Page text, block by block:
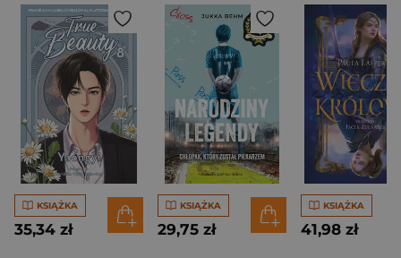
KSIĄŻKA
35,34 zł
KSIĄŻKA
29,75 zł
KSIĄŻKA
41,98 zł